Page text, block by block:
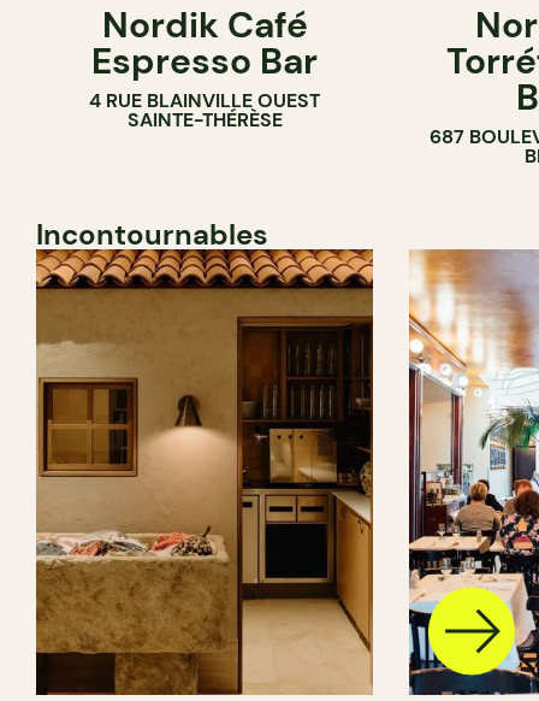
Nordik Café
Espresso Bar
4 RUE BLAINVILLE OUEST
SAINTE-THÉRÈSE
687
Incontournables